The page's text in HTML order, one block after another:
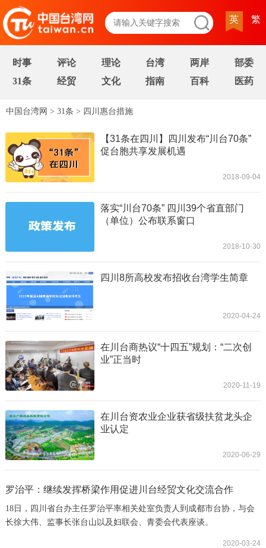
英 繁
时事 评论 理论 台湾 两岸
部委
31条
经贸 文化 指南 百科 医药
中国台湾网 > 31条 > 四川惠台措施
【31条在四川】四川发布“川台70条”
促台胞共享发展机遇
2018-09-04
落实“川台70条” 四川39个省直部门
（单位）公布联系窗口
2018-10-30
四川8所高校发布招收台湾学生简章
2020-04-24
在川台商热议“十四五”规划：“二次创
业”正当时
2020-11-19
在川台资农业企业获省级扶贫龙头企
业认定
2020-06-29
罗治平：继续发挥桥梁作用促进川台经贸文化交流合作
18日，四川省台办主任罗治平率相关处室负责人到成都市台协，与会
长徐大伟、监事长张台山以及妇联会、青委会代表座谈。
2020-03-24